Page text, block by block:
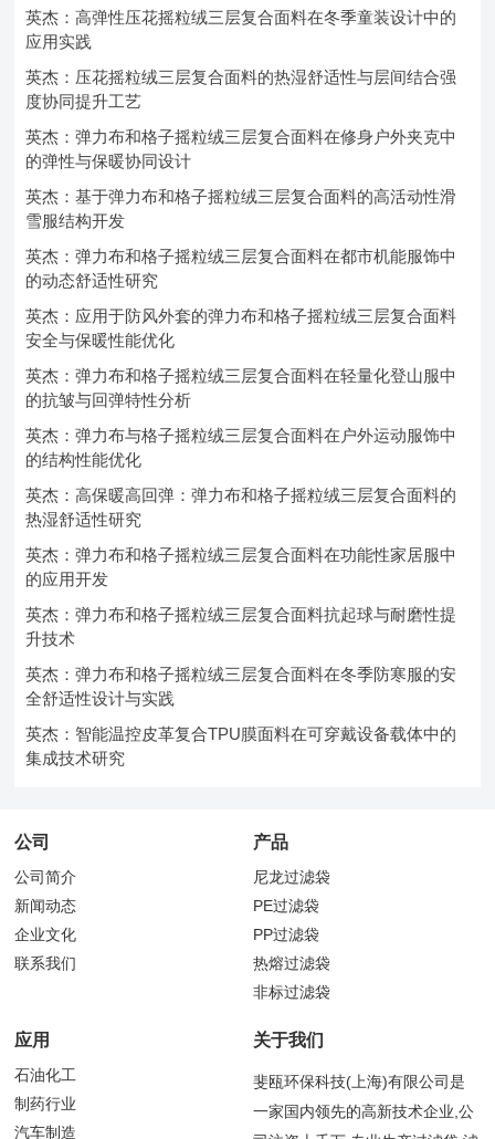
英杰：高弹性压花摇粒绒三层复合面料在冬季童装设计中的
应用实践
英杰：压花摇粒绒三层复合面料的热湿舒适性与层间结合强
度协同提升工艺
英杰：弹力布和格子摇粒绒三层复合面料在修身户外夹克中
的弹性与保暖协同设计
英杰：基于弹力布和格子摇粒绒三层复合面料的高活动性滑
雪服结构开发
英杰：弹力布和格子摇粒绒三层复合面料在都市机能服饰中
的动态舒适性研究
英杰：应用于防风外套的弹力布和格子摇粒绒三层复合面料
安全与保暖性能优化
英杰：弹力布和格子摇粒绒三层复合面料在轻量化登山服中
的抗皱与回弹特性分析
英杰：弹力布与格子摇粒绒三层复合面料在户外运动服饰中
的结构性能优化
英杰：高保暖高回弹：弹力布和格子摇粒绒三层复合面料的
热湿舒适性研究
英杰：弹力布和格子摇粒绒三层复合面料在功能性家居服中
的应用开发
英杰：弹力布和格子摇粒绒三层复合面料抗起球与耐磨性提
升技术
英杰：弹力布和格子摇粒绒三层复合面料在冬季防寒服的安
全舒适性设计与实践
英杰：智能温控皮革复合TPU膜面料在可穿戴设备载体中的
集成技术研究
公司
公司简介
新闻动态
企业文化
联系我们
产品
尼龙过滤袋
PE过滤袋
PP过滤袋
热熔过滤袋
非标过滤袋
应用
石油化工
制药行业
汽车制造
关于我们
斐瓯环保科技(上海)有限公司是
一家国内领先的高新技术企业,公